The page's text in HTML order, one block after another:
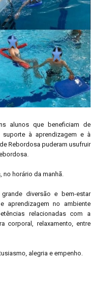
alunos que beneficiam de
à aprendizagem e à
Rebordosa puderam usufruir
horário da manhã.
diversão e bem-estar
aprendizagem no ambiente
relacionadas com a
corporal, relaxamento, entre
alegria e empenho.